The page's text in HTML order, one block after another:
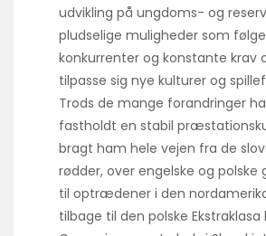
udvikling på ungdoms- og
pludselige muligheder som
konkurrenter og konstante krav
tilpasse sig nye kulturer og
Trods de mange forandringer
fastholdt en stabil
bragt ham hele vejen fra de
rødder, over engelske og
til optrædener i den
tilbage til den polske Ekstraklasa